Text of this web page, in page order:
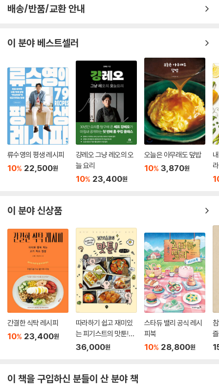
배송/반품/교환 안내
이 분야 베스트셀러
류수영의 평생 레시피
10% 22,500원
걍레오 그냥 레오의 오
늘 요리
10% 23,400원
오늘은 아무래도 덮밥
10% 3,870원
이 분야 신상품
간결한 식탁 레시피
10% 23,400원
따라하기 쉽고 재미있
는 피기스트의 맛툰!
(큰글자책)
36,000원
스타듀 밸리 공식 레시
피북
10% 28,800원
이 책을 구입하신 분들이 산 분야 책